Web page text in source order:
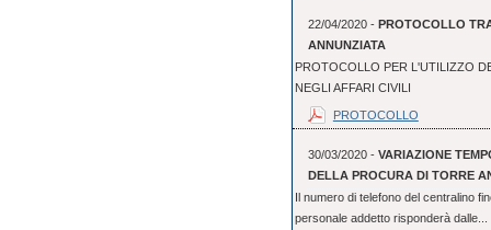
22/04/2020 - PROTOCOLLO
ANNUNZIATA
PROTOCOLLO PER L'UTILIZZO
NEGLI AFFARI CIVILI
PROTOCOLLO
30/03/2020 - VARIAZIONE
DELLA PROCURA DI TORRE
Il numero di telefono del centralino
personale addetto risponderà